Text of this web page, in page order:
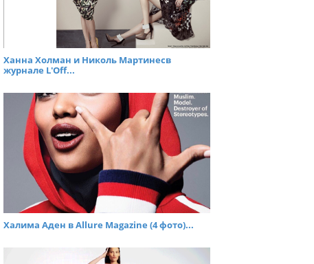
Ханна Холман и Николь Мартинесв
журнале L'Off...
Халима Аден в Allure Magazine (4 фото)...